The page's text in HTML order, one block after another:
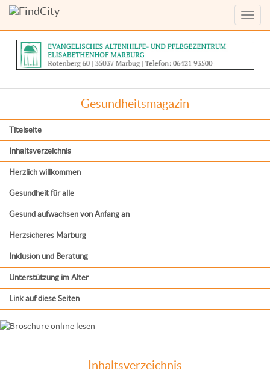
Menü
Gesundheitsmagazin
Titelseite
Inhaltsverzeichnis
Herzlich willkommen
Gesundheit für alle
Gesund aufwachsen von Anfang an
Herzsicheres Marburg
Inklusion und Beratung
Unterstützung im Alter
Link auf diese Seiten
Inhaltsverzeichnis